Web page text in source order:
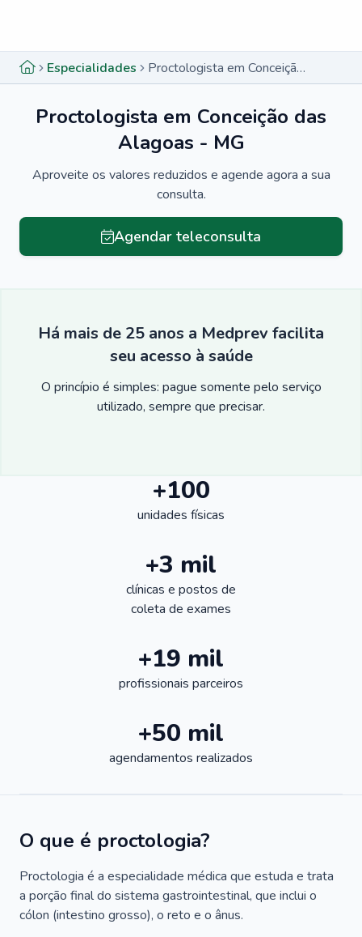
Especialidades Proctologista em Conceição das Alagoas - MG
Proctologista em Conceição das
Alagoas - MG
Aproveite os valores reduzidos e agende agora a sua
consulta.
Agendar teleconsulta
Há mais de 25 anos a Medprev facilita
seu acesso à saúde
O princípio é simples: pague somente pelo serviço
utilizado, sempre que precisar.
+100
unidades físicas
+3 mil
clínicas e postos de
coleta de exames
+19 mil
profissionais parceiros
+50 mil
agendamentos realizados
O que é proctologia?
Proctologia é a especialidade médica que estuda e trata
a porção final do sistema gastrointestinal, que inclui o
cólon (intestino grosso), o reto e o ânus.